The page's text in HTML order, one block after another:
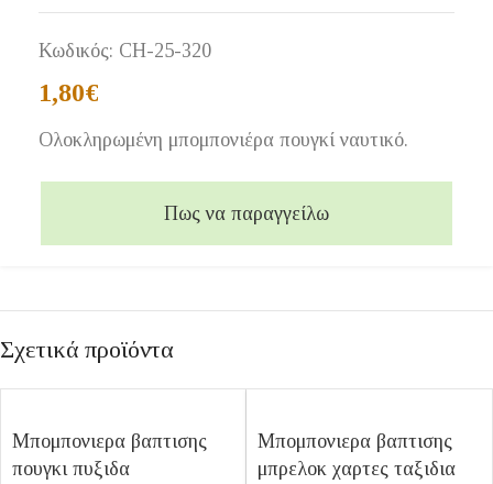
Κωδικός: CH-25-320
1,80€
Ολοκληρωμένη μπομπονιέρα πουγκί ναυτικό.
Πως να παραγγείλω
Σχετικά προϊόντα
Μπομπονιερα βαπτισης
πουγκι πυξιδα
Μπομπονιερα βαπτισης
μπρελοκ χαρτες ταξιδια